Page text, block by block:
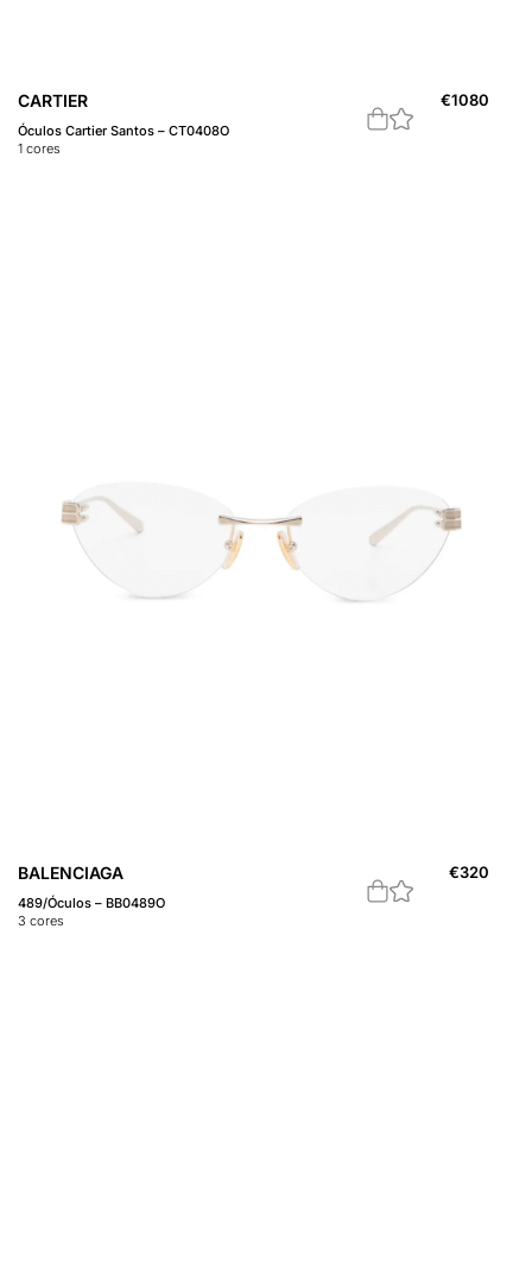
CARTIER
Óculos Cartier Santos – CT0408O
1 cores
€1080
BALENCIAGA
489/Óculos – BB0489O
3 cores
€320